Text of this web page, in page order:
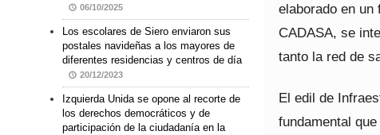
elaborado en un
CADASA, se
tanto la red de
El edil de
fundamental
06/10/2025
Los escolares de Siero enviaron sus
postales navideñas a los mayores de
diferentes residencias y centros de día
20/12/2023
Izquierda Unida se opone al recorte de
los derechos democráticos y de
participación de la ciudadanía en la